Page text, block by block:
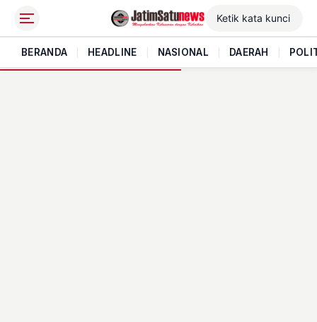
BERANDA HEADLINE NASIONAL DAERAH